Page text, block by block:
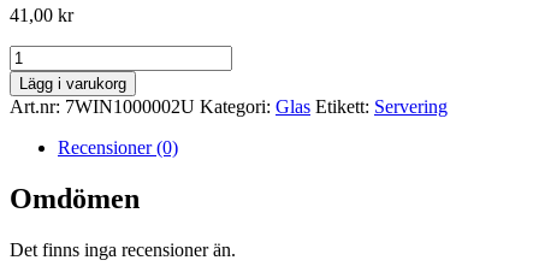
41,00 kr
WINELAND
Vitvinsglas
35cl
mängd
Lägg i varukorg
Art.nr: 7WIN1000002U Kategori: Glas Etikett: Servering
Recensioner (0)
Omdömen
Det finns inga recensioner än.